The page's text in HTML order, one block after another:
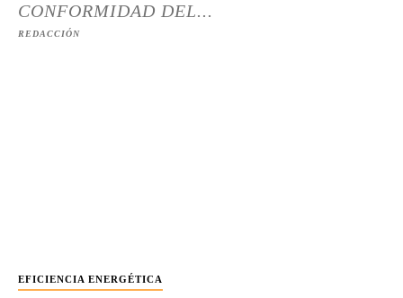
CONFORMIDAD DEL...
REDACCIÓN
EFICIENCIA ENERGÉTICA